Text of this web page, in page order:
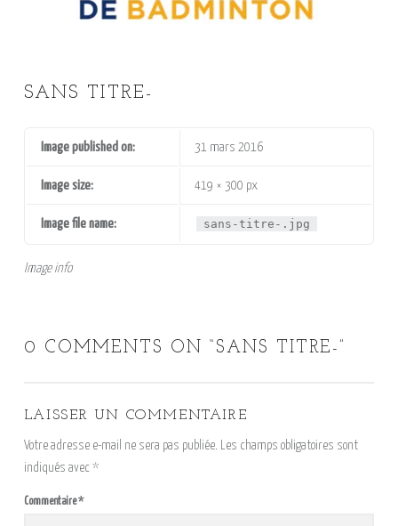
SANS TITRE-
Image info
Image published on: 31 mars 2016
Image size: 419 × 300 px
Image file name: sans-titre-.jpg
0 COMMENTS ON “ SANS TITRE-
LAISSER UN COMMENTAIRE
Votre adresse e-mail ne sera pas publiée. Les champs obligatoires sont
indiqués avec *
Commentaire*